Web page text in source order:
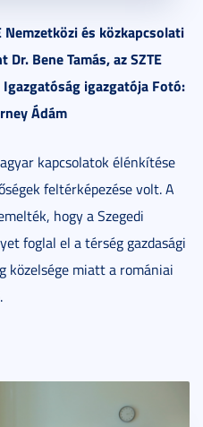
Nemzetközi és közkapcsolati
Bene Tamás, az SZTE
igazgatója Fotó:
Ádám
kapcsolatok élénkítése
feltérképezése volt. A
hogy a Szegedi
foglal el a térség gazdasági
közelsége miatt a romániai